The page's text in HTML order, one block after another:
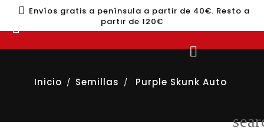
Envíos gratis a península a partir de 40€. Resto a
partir de 120€


Inicio Semillas Purple Skunk Auto